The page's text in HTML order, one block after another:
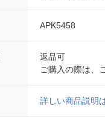
APK5458
返品可
ご購入の際は、
詳しい商品説明